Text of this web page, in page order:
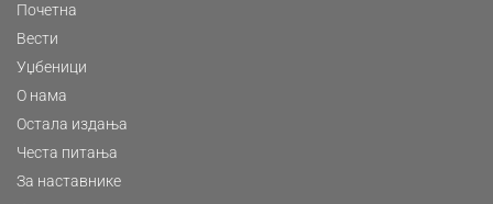
Почетна
Вести
Уџбеници
О нама
Остала издања
Честа питања
За наставнике